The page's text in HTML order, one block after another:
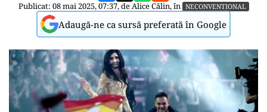
Publicat: 08 mai 2025, 07:37, deAlice Călin, în NECONVENTIONAL
Adaugă-ne ca sursă preferată în Google